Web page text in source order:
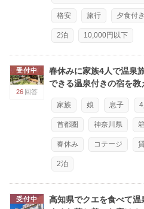
格安 旅行 夕食付き
2泊 10,000円以下
受付中
26 回答
春休みに家族4人で温泉
できる温泉付きの宿を教
家族 娘 息子 4
首都圏 神奈川県
春休み コテージ
2泊
受付中
高知県でクエを食べて